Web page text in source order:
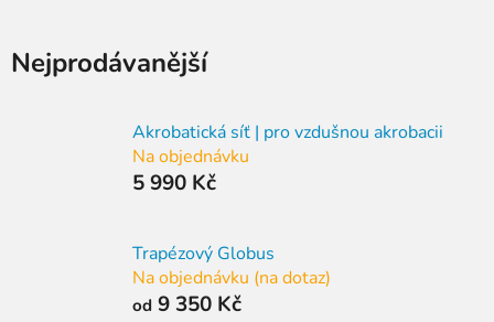
Nejprodávanější
Akrobatická síť | pro vzdušnou akrobacii
Na objednávku
5 990 Kč
Trapézový Globus
Na objednávku (na dotaz)
od 9 350 Kč